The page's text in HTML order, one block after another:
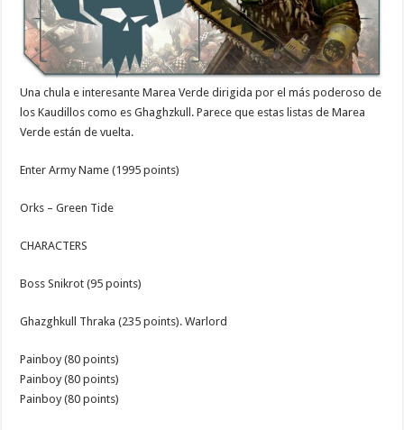
Una chula e interesante Marea Verde dirigida por el más poderoso de
los Kaudillos como es Ghaghzkull. Parece que estas listas de Marea
Verde están de vuelta.
Enter Army Name (1995 points)
Orks – Green Tide
CHARACTERS
Boss Snikrot (95 points)
Ghazghkull Thraka (235 points). Warlord
Painboy (80 points)
Painboy (80 points)
Painboy (80 points)